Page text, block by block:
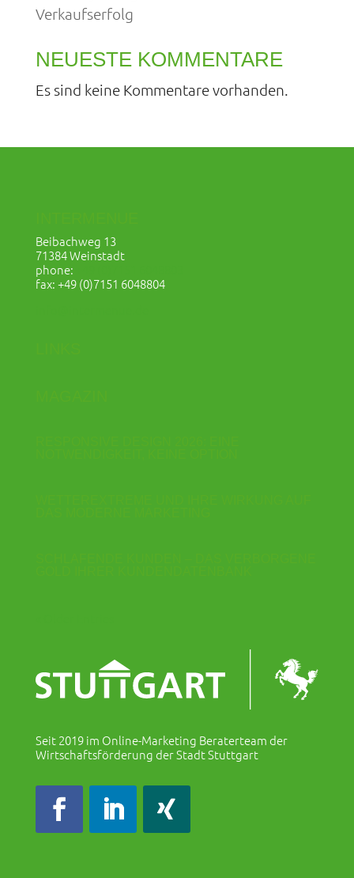
Verkaufserfolg
NEUESTE KOMMENTARE
Es sind keine Kommentare vorhanden.
Beibachweg 13
71384 Weinstadt
phone:
fax: +49 (0)7151 6048804
Seit 2019 im Online-Marketing Beraterteam der
Wirtschaftsförderung der Stadt Stuttgart